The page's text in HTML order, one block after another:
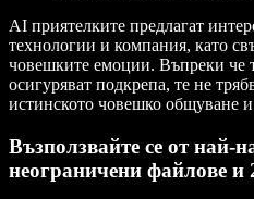
AI приятелките предлагат
технологии и компания, като
човешките емоции. Въпреки че
осигуряват подкрепа, те не
истинското човешко общуване
Възползвайте се от най-
неограничени файлове и